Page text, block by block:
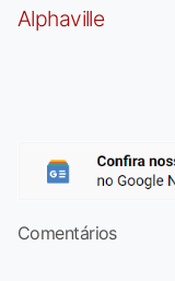
Alphaville
Comentários